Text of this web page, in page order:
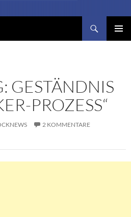
GESTÄNDNIS
PROZESS“
2 KOMMENTARE